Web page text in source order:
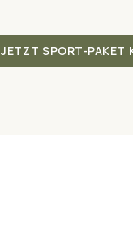
JETZT SPORT-PAKET